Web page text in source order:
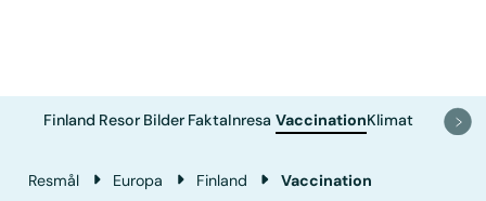
Finland Resor Bilder FaktaInresa VaccinationKlimat
Resmål Europa Finland Vaccination